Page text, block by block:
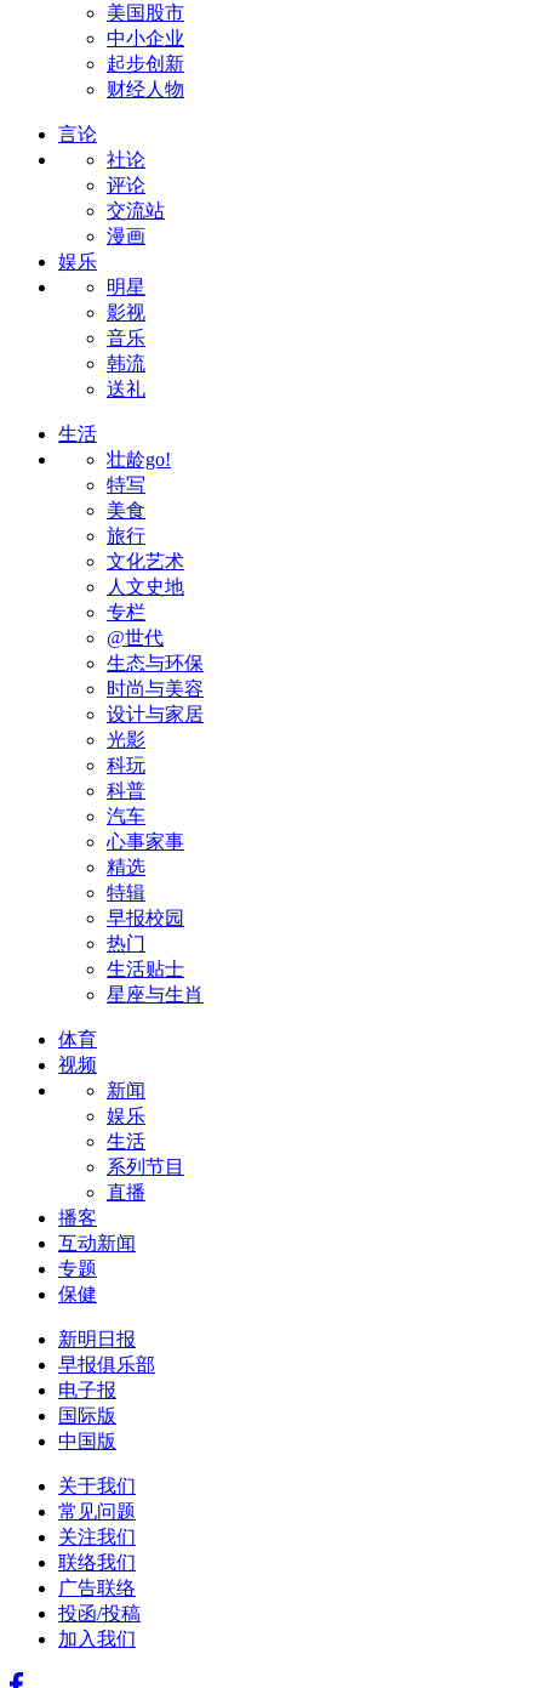
美国股市
中小企业
起步创新
财经人物
言论
社论
评论
交流站
漫画
娱乐
明星
影视
音乐
韩流
送礼
生活
壮龄go!
特写
美食
旅行
文化艺术
人文史地
专栏
@世代
生态与环保
时尚与美容
设计与家居
光影
科玩
科普
汽车
心事家事
精选
特辑
早报校园
热门
生活贴士
星座与生肖
体育
视频
新闻
娱乐
生活
系列节目
直播
播客
互动新闻
专题
保健
新明日报
早报俱乐部
电子报
国际版
中国版
关于我们
常见问题
关注我们
联络我们
广告联络
投函/投稿
加入我们